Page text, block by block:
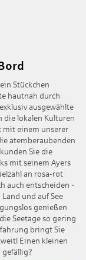
Stückchen
hautnah durch
ausgewählte
die lokalen Kulturen
mit einem unserer
atemberaubenden
Sie die
mit seinem Ayers
an rosa-rot
auch entscheiden -
und auf See
genießen
Seetage so gering
bringt Sie
Einen kleinen
gefällig?